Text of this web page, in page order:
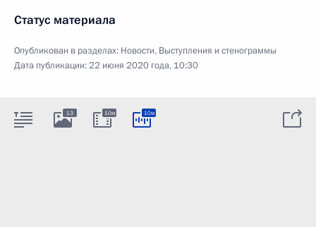
Статус материала
Опубликован в разделах: Новости, Выступления и стенограммы
Дата публикации:22 июня 2020 года, 10:30
13 10м 10м